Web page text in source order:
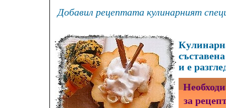
Добавил рецептата кулинарният
и е
за